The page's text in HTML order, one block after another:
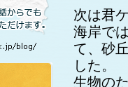
次は君
海岸で
て、砂
した。
生物の